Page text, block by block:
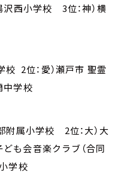
沢西小学校 3位：神）横
校 2位：愛）瀬戸市 聖霊
中学校
附属小学校 2位：大）大
も会音楽クラブ（合同
学校